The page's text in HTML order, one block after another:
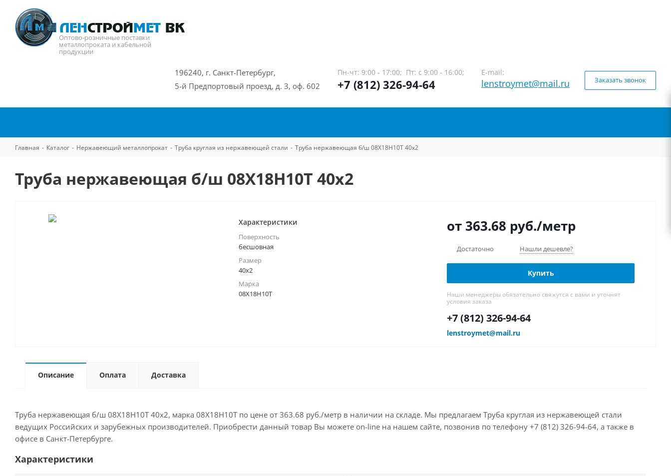
Оптово-розничные поставки
металлопроката и кабельной
продукции
196240, г. Санкт-Петербург,
5-й Предпортовый проезд, д. 3, оф. 602
Пн-чт: 9:00 - 17:00; Пт: с 9:00 - 16:00;
+7 (812) 326-94-64
E-mail:
lenstroymet@mail.ru Заказать звонок
Главная - Каталог - Нержавеющий металлопрокат - Труба круглая из нержавеющей стали - Труба нержавеющая б/ш 08Х18Н10Т 40х2
Труба нержавеющая б/ш 08Х18Н10Т 40х2
Характеристики
Поверхность
бесшовная
Размер
40х2
Марка
08Х18Н10Т
от 363.68 руб./метр
Достаточно Нашли дешевле?
Купить
Наши менеджеры обязательно свяжутся с вами и уточнят
условия заказа
+7 (812) 326-94-64
lenstroymet@mail.ru
Описание Оплата Доставка
Труба нержавеющая б/ш 08Х18Н10Т 40х2, марка 08Х18Н10Т по цене от 363.68 руб./метр в наличии на складе. Мы предлагаем Труба круглая из нержавеющей стали
ведущих Российских и зарубежных производителей. Приобрести данный товар Вы можете on-line на нашем сайте, позвонив по телефону +7 (812) 326-94-64, а также в
офисе в Санкт-Петербурге.
Характеристики